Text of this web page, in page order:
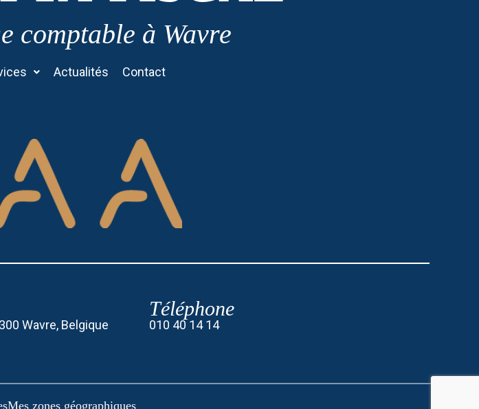
comptable à Wavre
Actualités Contact
Wavre, Belgique
Téléphone
010 40 14 14
Mes zones géographiques